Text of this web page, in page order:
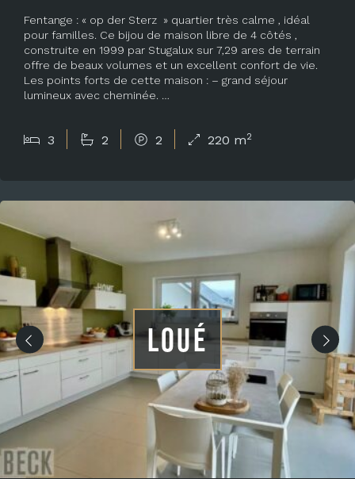
Fentange : « op der Sterz » quartier très calme , idéal
pour familles. Ce bijou de maison libre de 4 côtés ,
construite en 1999 par Stugalux sur 7,29 ares de terrain
offre de beaux volumes et un excellent confort de vie.
Les points forts de cette maison : – grand séjour
lumineux avec cheminée. …
3 2 2 220 m2
LOUÉ